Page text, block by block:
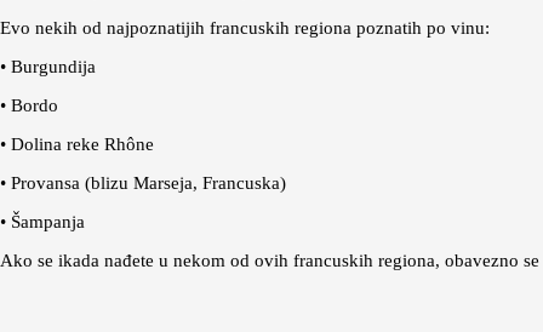
Evo nekih od najpoznatijih francuskih regiona poznatih po vinu:
• Burgundija
• Bordo
• Dolina reke Rhône
• Provansa (blizu Marseja, Francuska)
• Šampanja
Ako se ikada nađete u nekom od ovih francuskih regiona, obavezno